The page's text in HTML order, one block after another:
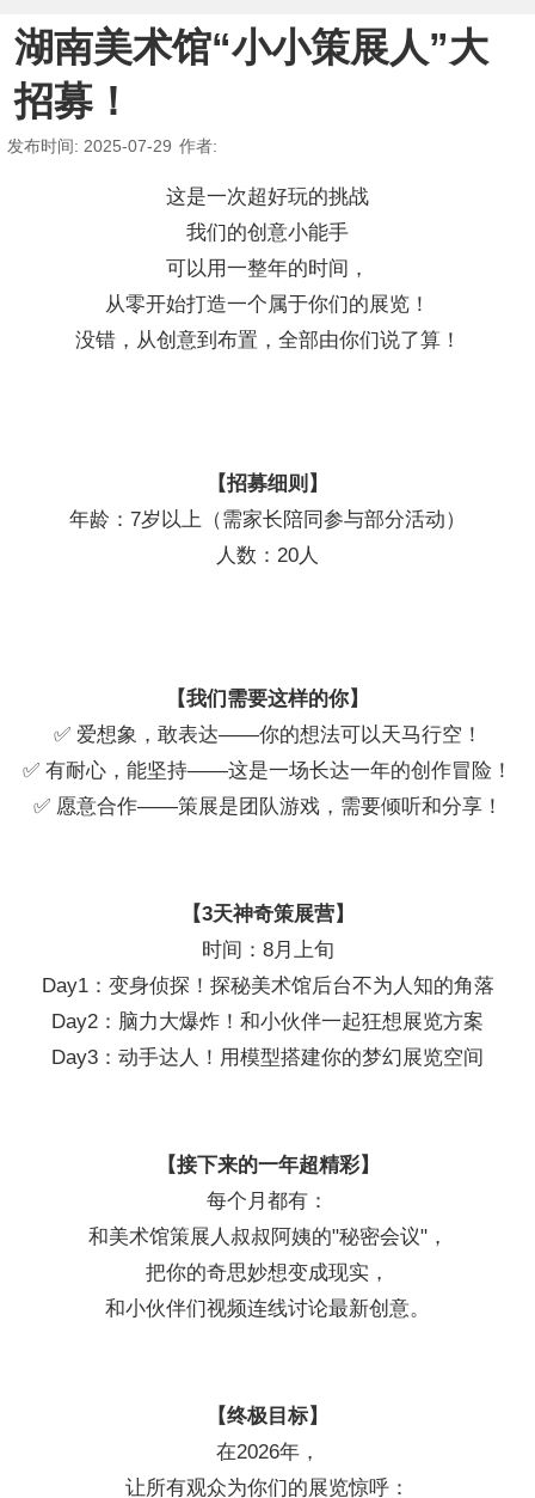
湖南美术馆“小小策展人”大
招募！
发布时间: 2025-07-29 作者:
这是一次超好玩的挑战
我们的创意小能手
可以用一整年的时间，
从零开始打造一个属于你们的展览！
没错，从创意到布置，全部由你们说了算！
【招募细则】
年龄：7岁以上（需家长陪同参与部分活动）
人数：20人
【我们需要这样的你】
✅ 爱想象，敢表达——你的想法可以天马行空！
✅ 有耐心，能坚持——这是一场长达一年的创作冒险！
✅ 愿意合作——策展是团队游戏，需要倾听和分享！
【3天神奇策展营】
时间：8月上旬
Day1：变身侦探！探秘美术馆后台不为人知的角落
Day2：脑力大爆炸！和小伙伴一起狂想展览方案
Day3：动手达人！用模型搭建你的梦幻展览空间
【接下来的一年超精彩】
每个月都有：
和美术馆策展人叔叔阿姨的"秘密会议"，
把你的奇思妙想变成现实，
和小伙伴们视频连线讨论最新创意。
【终极目标】
在2026年，
让所有观众为你们的展览惊呼：